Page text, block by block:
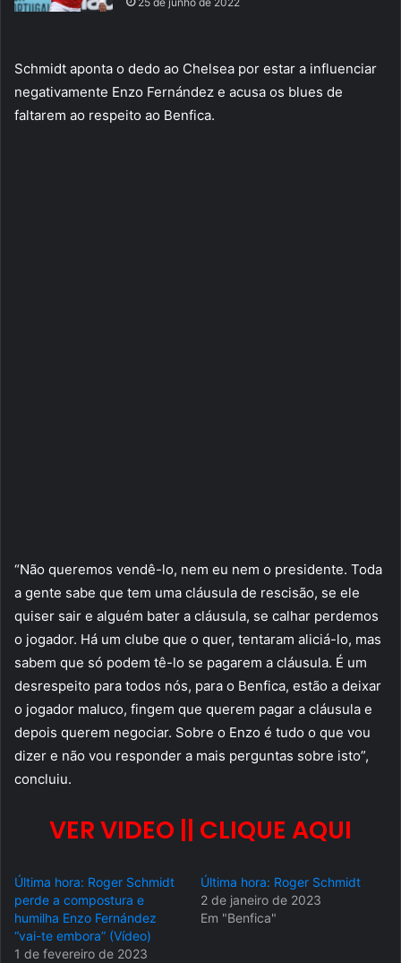
Schmidt aponta o dedo ao Chelsea por estar a influenciar
negativamente Enzo Fernández e acusa os blues de
faltarem ao respeito ao Benfica.
“Não queremos vendê-lo, nem eu nem o presidente. Toda
a gente sabe que tem uma cláusula de rescisão, se ele
quiser sair e alguém bater a cláusula, se calhar perdemos
o jogador. Há um clube que o quer, tentaram aliciá-lo, mas
sabem que só podem tê-lo se pagarem a cláusula. É um
desrespeito para todos nós, para o Benfica, estão a deixar
o jogador maluco, fingem que querem pagar a cláusula e
depois querem negociar. Sobre o Enzo é tudo o que vou
dizer e não vou responder a mais perguntas sobre isto”,
concluiu.
VER VIDEO || CLIQUE AQUI
Última hora: Roger Schmidt
perde a compostura e
humilha Enzo Fernández
“vai-te embora” (Vídeo)
1 de fevereiro de 2023
Última hora: Roger Schmidt
2 de janeiro de 2023
Em "Benfica"